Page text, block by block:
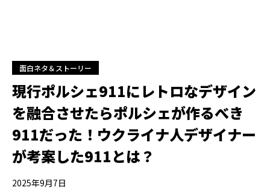
面白ネタ＆ストーリー
現行ポルシェ911にレトロなデザイン
を融合させたらポルシェが作るべき
911だった！ウクライナ人デザイナー
が考案した911とは？
2025年9月7日